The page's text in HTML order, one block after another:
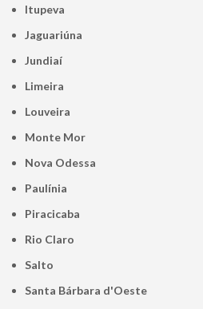
Itupeva
Jaguariúna
Jundiaí
Limeira
Louveira
Monte Mor
Nova Odessa
Paulínia
Piracicaba
Rio Claro
Salto
Santa Bárbara d'Oeste